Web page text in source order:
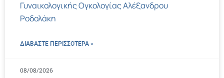
Γυναικολογικής Ογκολογίας Αλέξανδρου
Ροδολάκη
ΔΙΑΒΑΣΤΕ ΠΕΡΙΣΣΌΤΕΡΑ »
08/08/2026